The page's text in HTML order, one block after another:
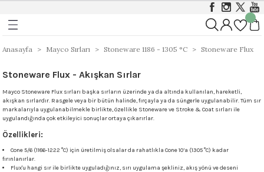
999 - 1305 °C
999-1305 °C
999 - 1046 °C
Foundations Sırları 999 - 1046
Opak
Mat
- 1046 °C
Stoneware 1186 - 1305 °C
Stoneware Klasik, Kristal ve Mat Sırlar
Stoneware Parlak (Gloss) Sırlar
Sırlar 1030 - 1050 °C
Sırlar 1190 - 1230 °C
1030°C – 1050°C
- 1230 °C
Anasayfa Mayco Sırları Stoneware 1186 - 1305 °C Stoneware Flux
Stoneware Flux - Akışkan Sırlar
Mayco Stoneware Flux sırları başka sırların üzerinde ya da altında kullanılan, hareketli,
akışkan sırlardır. Rasgele veya bir bütün halinde, fırçayla ya da süngerle uygulanabilir. Tüm sır
markalarıyla uygulanabilmekle birlikte, özellikle Stoneware ve Stroke & Coat sırları ile
uygulandığında çok etkileyici sonuçlar ortaya çıkarırlar.
Özellikleri:
Cone 5/6 (1186-1222 °C) için üretilmiş olsalar da rahatlıkla Cone 10’a (1305 °C) kadar
fırınlanırlar.
Flux'u hangi sır ile birlikte uyguladığınız, sırı uygulama şekliniz, akış yönü ve deseni